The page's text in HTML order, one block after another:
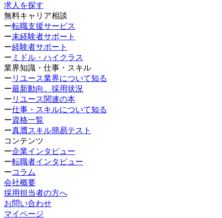
求人を探す
無料キャリア相談
ー転職支援サービス
ー未経験者サポート
ー経験者サポート
ー ミドル・ハイクラス
業界知識・仕事・スキル
ー リユース業界について知る
ー最新動向、採用状況
ー リユース関連の本
ー仕事・スキルについて知る
ー資格一覧
ー真贋スキル簡易テスト
コンテンツ
ー企業インタビュー
ー転職者インタビュー
ーコラム
会社概要
採用担当者の方へ
お問い合わせ
マイページ